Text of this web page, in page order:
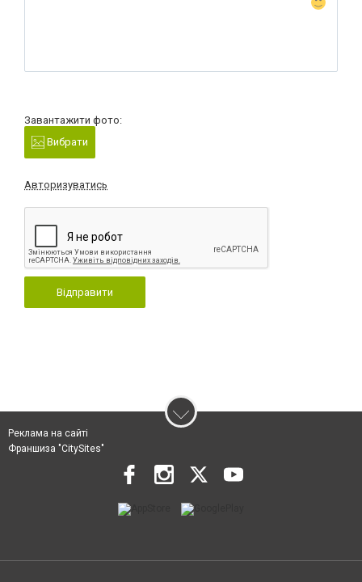
Завантажити фото:
Вибрати
Авторизуватись
Відправити
Реклама на сайті
Франшиза "CitySites"